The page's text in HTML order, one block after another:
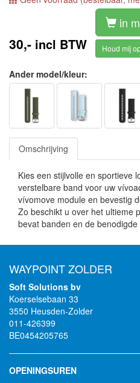
30,- incl BTW
in
Houd mij
Ander model/kleur:
Omschrijving
Kies een stijlvolle en sportieve
verstelbare band voor uw
vívomove module en bevestig
Zo beschikt u over het ultieme
bevat banden en de benodigde
WAYPOINT ZOLDER
Soft Solutions bv
Koerselsebaan 33
3550 Heusden-Zolder
011-426399
BE0454205765
OPENINGSUREN